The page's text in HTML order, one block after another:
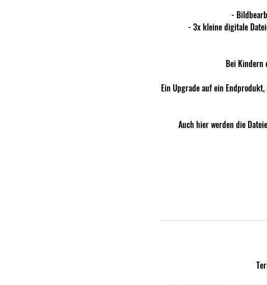
-
- 3x kleine digitale
Bei Kindern
Ein Upgrade auf ein
Auch hier werden die